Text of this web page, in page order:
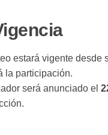
estará vigente desde
la participación.
será anunciado el